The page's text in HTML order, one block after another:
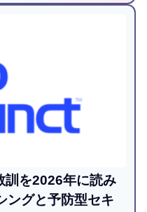
を2026年に読み
ングと予防型セキ